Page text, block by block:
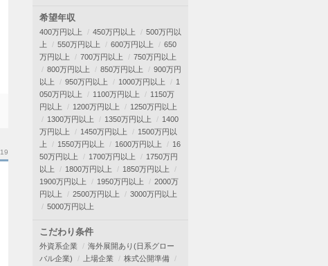
希望年収
400万円以上 450万円以上
500万円以
上
550万円以上 600万円以上
650
万円以上
700万円以上
750万円以上
800万円以上
850万円以上
900万円
以上
950万円以上 1000万円以上
1
050万円以上
1100万円以上
1150万
円以上
1200万円以上
1250万円以上
1300万円以上
1350万円以上
1400
万円以上
1450万円以上
1500万円以
上
1550万円以上 1600万円以上
16
50万円以上
1700万円以上
1750万円
以上
1800万円以上
1850万円以上
1900万円以上
1950万円以上
2000万
円以上
2500万円以上
3000万円以上
5000万円以上
こだわり条件
外資系企業
海外展開あり(日系グロー
バル企業)
上場企業
株式公開準備